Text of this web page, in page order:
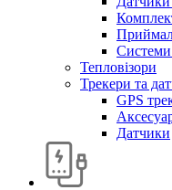
Тепловізори
Трекери та
GPS
Датчики